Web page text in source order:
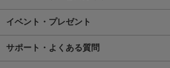
イベント・プレゼント
サポート・よくある質問